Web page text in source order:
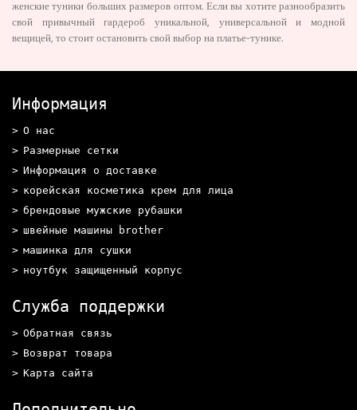
женские туники больших размеров оптом. Если вы хотите разнообразить
свой привычный гардероб уникальной, универсальной и модной
вещицей, то стоит остановить свой выбор на платье-тунике.
Информация
О нас
Размерные сетки
Информация о доставке
корейская косметика крем для лица
брендовые мужские рубашки
швейные машины brother
машинка для сушки
ноутбук защищенный корпус
Служба поддержки
Обратная связь
Возврат товара
Карта сайта